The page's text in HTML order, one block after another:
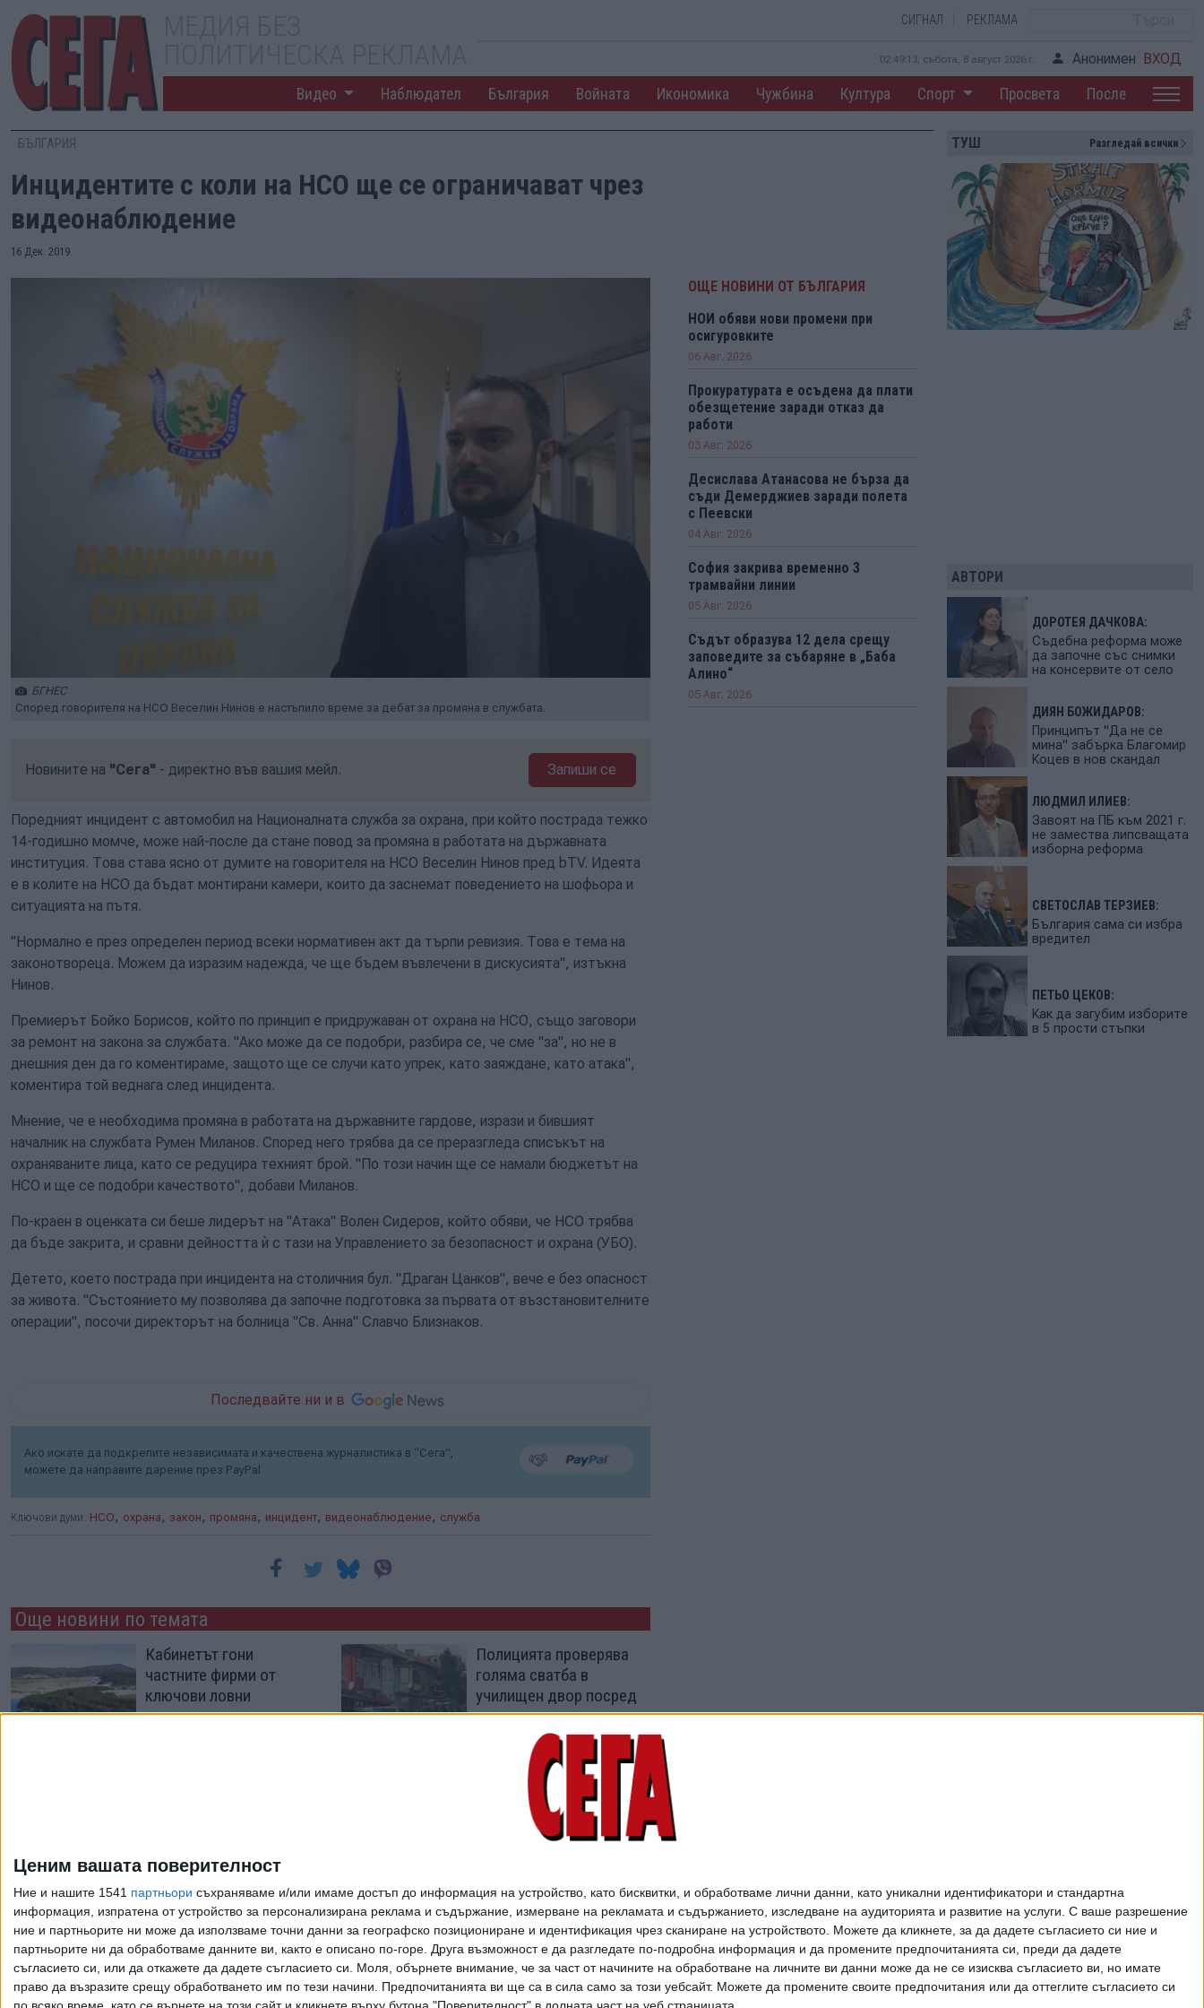
Ценим вашата поверителност
Ние и нашите 1541 партньори съхраняваме и/или имаме достъп до информация на устройство, като бисквитки, и обработваме лични данни, като уникални идентификатори и стандартна
информация, изпратена от устройство за персонализирана реклама и съдържание, измерване на рекламата и съдържанието, изследване на аудиторията и развитие на услуги. С ваше разрешение
ние и партньорите ни може да използваме точни данни за географско позициониране и идентификация чрез сканиране на устройството. Можете да кликнете, за да дадете съгласието си ние и
партньорите ни да обработваме данните ви, както е описано по-горе. Друга възможност е да разгледате по-подробна информация и да промените предпочитанията си, преди да дадете
съгласието си, или да откажете да дадете съгласието си.
Моля, обърнете внимание, че за част от начините на обработване на личните ви данни може да не се изисква съгласието ви, но имате
право да възразите срещу обработването им по тези начини. Предпочитанията ви ще са в сила само за този уебсайт. Можете да промените своите предпочитания или да оттеглите съгласието си
СИГНАЛ РЕКЛАМА
02:49:14, събота, 8 август 2026 г. Анонимен ВХОД
Видео Наблюдател България Войната Икономика Чужбина Култура Спорт Просвета После
БЪЛГАРИЯ
Инцидентите с коли на НСО ще се ограничават чрез
видеонаблюдение
16 Дек. 2019
БГНЕС
Според говорителя на НСО Веселин Нинов е настъпило време за дебат за промяна в службата.
Новините на "Сега" - директно във вашия мейл. Запиши се
Поредният инцидент с автомобил на Националната служба за охрана, при който пострада тежко
14-годишно момче, може най-после да стане повод за промяна в работата на държавната
институция. Това става ясно от думите на говорителя на НСО Веселин Нинов пред bTV. Идеята
е в колите на НСО да бъдат монтирани камери, които да заснемат поведението на шофьора и
ситуацията на пътя.
"Нормално е през определен период всеки нормативен акт да търпи ревизия. Това е тема на
законотвореца. Можем да изразим надежда, че ще бъдем въвлечени в дискусията", изтъкна
Нинов.
Премиерът Бойко Борисов, който по принцип е придружаван от охрана на НСО, също заговори
за ремонт на закона за службата. "Ако може да се подобри, разбира се, че сме "за", но не в
днешния ден да го коментираме, защото ще се случи като упрек, като заяждане, като атака",
коментира той веднага след инцидента.
Мнение, че е необходима промяна в работата на държавните гардове, изрази и бившият
началник на службата Румен Миланов. Според него трябва да се преразгледа списъкът на
охраняваните лица, като се редуцира техният брой. "По този начин ще се намали бюджетът на
НСО и ще се подобри качеството", добави Миланов.
По-краен в оценката си беше лидерът на "Атака" Волен Сидеров, който обяви, че НСО трябва
да бъде закрита, и сравни дейността ѝ с тази на Управлението за безопасност и охрана (УБО).
Детето, което пострада при инцидента на столичния бул. "Драган Цанков", вече е без опасност
за живота. "Състоянието му позволява да започне подготовка за първата от възстановителните
операции", посочи директорът на болница "Св. Анна" Славчо Близнаков.
Последвайте ни и в
Ако искате да подкрепите независимата и качествена журналистика в “Сега”,
можете да направите дарение през PayPal
Ключови думи: НСО , охрана , закон , промяна , инцидент, видеонаблюдение , служба
Още новини по темата
Кабинетът гони
частните фирми от
ключови ловни
стопанства
Полицията проверява
голяма сватба в
училищен двор посред
нощ
12 Юли 2026
01 Юли 2026
НСО е похарчила
крупна сума за
охраната на Пеевски
Още по темата
ОЩЕ НОВИНИ ОТ БЪЛГАРИЯ
НОИ обяви нови промени при
осигуровките
06 Авг. 2026
Прокуратурата е осъдена да плати
обезщетение заради отказ да
работи
03 Авг. 2026
Десислава Атанасова не бърза да
съди Демерджиев заради полета
с Пеевски
04 Авг. 2026
София закрива временно 3
трамвайни линии
05 Авг. 2026
Съдът образува 12 дела срещу
заповедите за събаряне в „Баба
Алино“
05 Авг. 2026
ТУШ Разгледай всички
АВТОРИ
ДОРОТЕЯ ДАЧКОВА:
Съдебна реформа може
да започне със снимки
на консервите от село
ДИЯН БОЖИДАРОВ:
Принципът "Да не се
мина" забърка Благомир
Коцев в нов скандал
ЛЮДМИЛ ИЛИЕВ:
Завоят на ПБ към 2021 г.
не замества липсващата
изборна реформа
СВЕТОСЛАВ ТЕРЗИЕВ:
България сама си избра
вредител
ПЕТЬО ЦЕКОВ:
Как да загубим изборите
в 5 прости стъпки